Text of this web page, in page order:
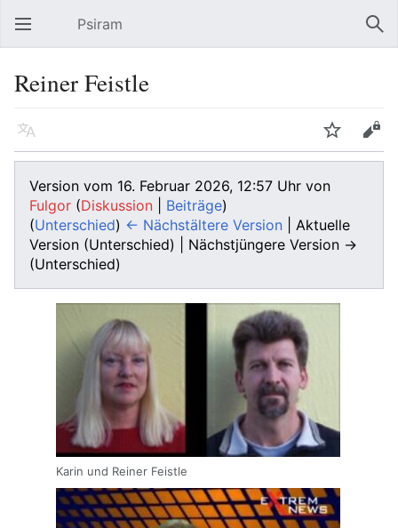
Hauptmenü öffnen Psiram
Reiner Feistle
Sprache Beobachten Bearbeiten
Version vom 16. Februar 2026, 12:57 Uhr von
Fulgor (Diskussion Beiträge)
(Unterschied) ← Nächstältere Version | Aktuelle
Version (Unterschied) | Nächstjüngere Version →
(Unterschied)
Karin und Reiner Feistle